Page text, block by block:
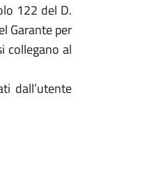
122 del D.
Garante per
collegano al
dall’utente